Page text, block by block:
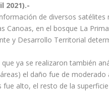
2021).-
de diversos
Canoas, en el bosque La
y Desarrollo Territorial
ya se realizaron también
el daño fue de
fue alto, el resto de la